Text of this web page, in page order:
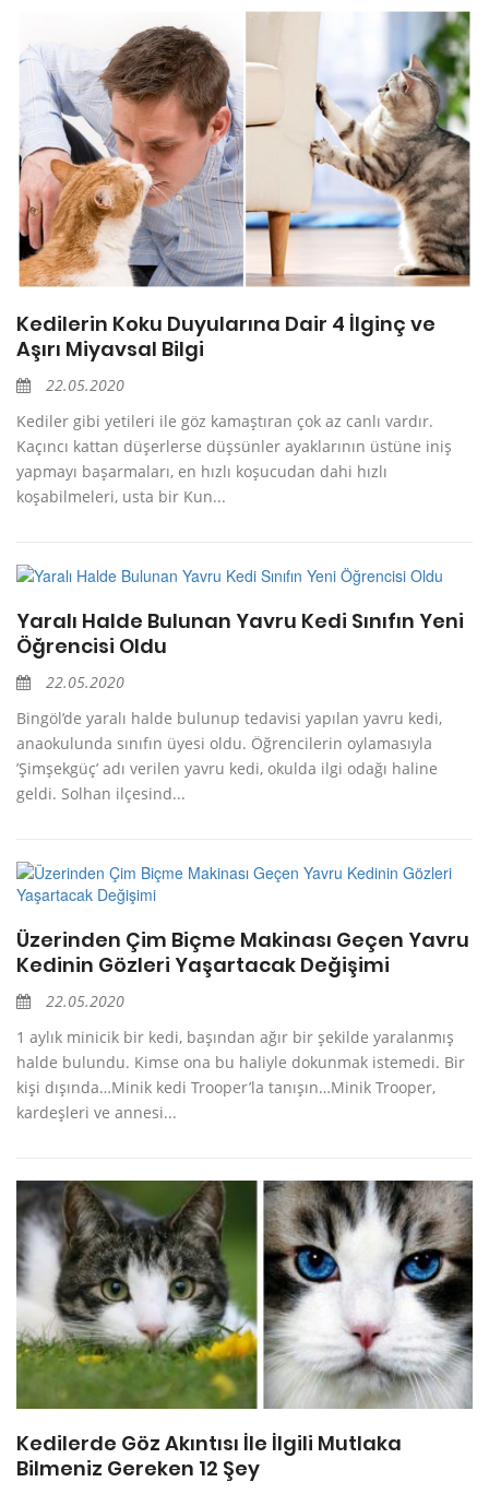
Kedilerin Koku Duyularına Dair 4 İlginç ve
Aşırı Miyavsal Bilgi
22.05.2020
Kediler gibi yetileri ile göz kamaştıran çok az canlı vardır.
Kaçıncı kattan düşerlerse düşsünler ayaklarının üstüne iniş
yapmayı başarmaları, en hızlı koşucudan dahi hızlı
koşabilmeleri, usta bir Kun...
Yaralı Halde Bulunan Yavru Kedi Sınıfın Yeni
Öğrencisi Oldu
22.05.2020
Bingöl’de yaralı halde bulunup tedavisi yapılan yavru kedi,
anaokulunda sınıfın üyesi oldu. Öğrencilerin oylamasıyla
’Şimşekgüç’ adı verilen yavru kedi, okulda ilgi odağı haline
geldi. Solhan ilçesind...
Üzerinden Çim Biçme Makinası Geçen Yavru
Kedinin Gözleri Yaşartacak Değişimi
22.05.2020
1 aylık minicik bir kedi, başından ağır bir şekilde yaralanmış
halde bulundu. Kimse ona bu haliyle dokunmak istemedi. Bir
kişi dışında…Minik kedi Trooper’la tanışın…Minik Trooper,
kardeşleri ve annesi...
Kedilerde Göz Akıntısı İle İlgili Mutlaka
Bilmeniz Gereken 12 Şey